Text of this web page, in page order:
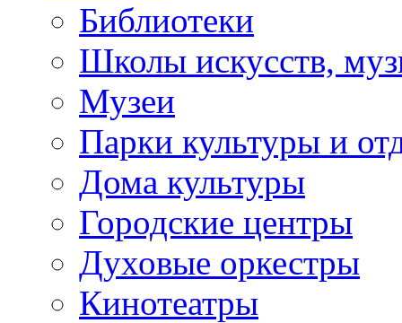
Библиотеки
Школы искусств,
Музеи
Парки культуры и
Дома культуры
Городские центры
Духовые оркестры
Кинотеатры